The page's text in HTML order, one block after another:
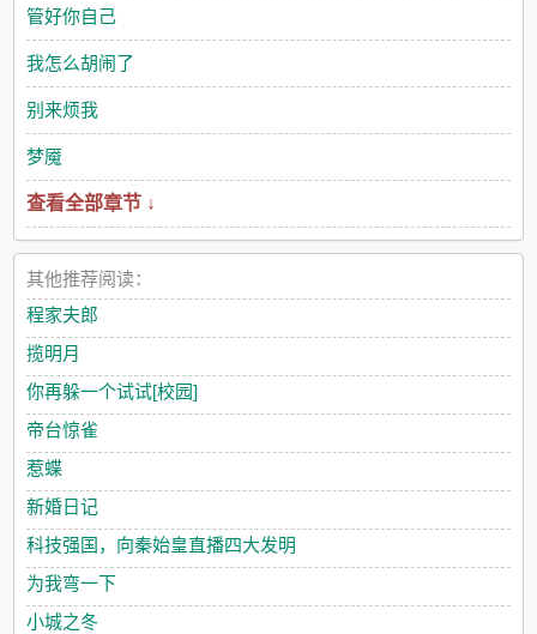
兄的替身，还是万人嫌的那种。从前那些关心他的人，都对他换
了一张脸色，处处指责他骄横无礼，不思进取，妄想取代小师兄
的地位。没有人想着给他做主，留给他的，只有无尽的苛责与辱
骂污蔑。逼得他最后大着肚子，跳了万丈寒冰崖。……白炽短暂
的人生中，原本有一个疼爱他的师尊，三个宠爱他的师兄，以及
三个休弃他的夫君。他不明白，那些人先是将他高高捧起，之后
又为何要将他狠狠摔下，还说他受的所有苦都是应得的。更不明
白的是，为何那些人硬生生将他逼死，又在他死后，一个个追悔
莫及，痛哭流涕。看着他们痛不欲生的样子，白炽感觉可笑极
了。欠他的，他迟早报复回来！ps：1，万人迷受，前期虐受，后
期虐渣攻，追妻火葬场追不上2，渣攻不上位，攻另有其人，
1v13，小学生文笔，胡编乱造4，受非攻处
管好你自己
我怎么胡闹了
别来烦我
梦魇
查看全部章节 ↓
其他推荐阅读：
程家夫郎
揽明月
你再躲一个试试[校园]
帝台惊雀
惹蝶
新婚日记
科技强国，向秦始皇直播四大发明
为我弯一下
小城之冬